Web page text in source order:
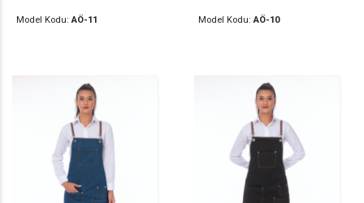
Model Kodu: AÖ-11 Model Kodu: AÖ-10